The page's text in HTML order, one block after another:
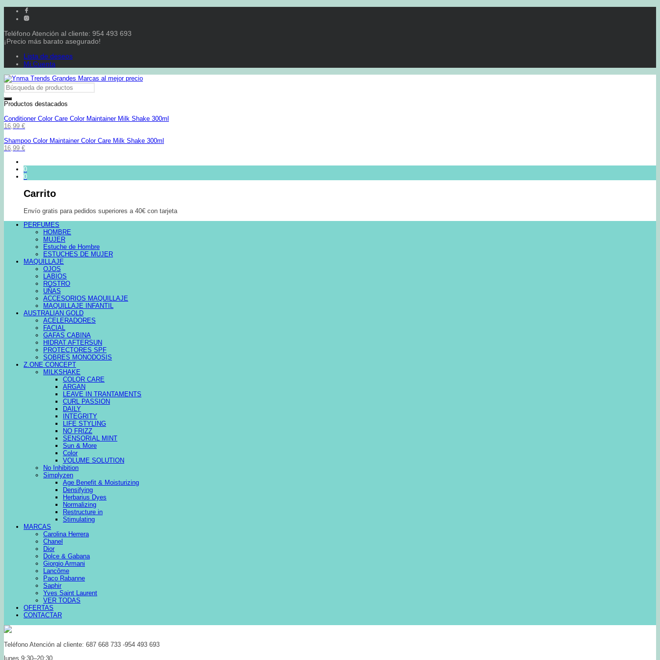
Teléfono Atención al cliente: 954 493 693
¡Precio más barato asegurado!
Lista de deseos
Mi Cuenta
Productos destacados
Conditioner Color Care Color Maintainer Milk Shake 300ml
16,99 €
Shampoo Color Maintainer Color Care Milk Shake 300ml
16,99 €
0
0
Carrito
Envío gratis para pedidos superiores a 40€ con tarjeta
PERFUMES
HOMBRE
MUJER
Estuche de Hombre
ESTUCHES DE MUJER
MAQUILLAJE
OJOS
LABIOS
ROSTRO
UÑAS
ACCESORIOS MAQUILLAJE
MAQUILLAJE INFANTIL
AUSTRALIAN GOLD
ACELERADORES
FACIAL
GAFAS CABINA
HIDRAT AFTERSUN
PROTECTORES SPF
SOBRES MONODOSIS
Z.ONE CONCEPT
MILKSHAKE
COLOR CARE
ARGAN
LEAVE IN TRANTAMENTS
CURL PASSION
DAILY
INTEGRITY
LIFE STYLING
NO FRIZZ
SENSORIAL MINT
Sun & More
Color
VOLUME SOLUTION
No Inhibition
Simplyzen
Age Benefit & Moisturizing
Densifying
Herbarius Dyes
Normalizing
Restructure in
Stimulating
MARCAS
Carolina Herrera
Chanel
Dior
Dolce & Gabana
Giorgio Armani
Lancôme
Paco Rabanne
Saphir
Yves Saint Laurent
VER TODAS
OFERTAS
CONTACTAR
Teléfono Atención al cliente: 687 668 733 -954 493 693
lunes 9:30–20:30